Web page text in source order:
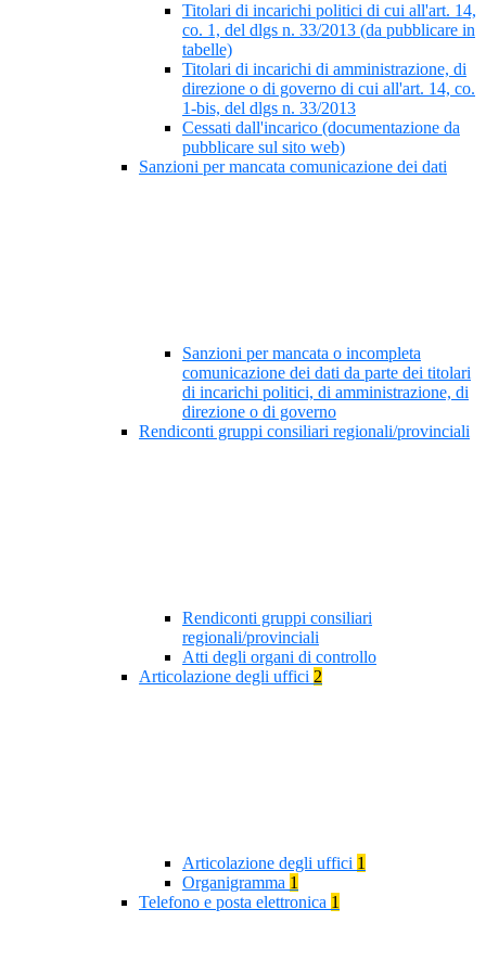
Titolari di incarichi politici di cui all'art. 14,
co. 1, del dlgs n. 33/2013 (da pubblicare in
tabelle)
Titolari di incarichi di amministrazione, di
direzione o di governo di cui all'art. 14, co.
1-bis, del dlgs n. 33/2013
Cessati dall'incarico (documentazione da
pubblicare sul sito web)
Sanzioni per mancata comunicazione dei dati
Sanzioni per mancata o incompleta
comunicazione dei dati da parte dei titolari
di incarichi politici, di amministrazione, di
direzione o di governo
Rendiconti gruppi consiliari regionali/provinciali
Rendiconti gruppi consiliari
regionali/provinciali
Atti degli organi di controllo
Articolazione degli uffici 2
Articolazione degli uffici 1
Organigramma 1
Telefono e posta elettronica 1